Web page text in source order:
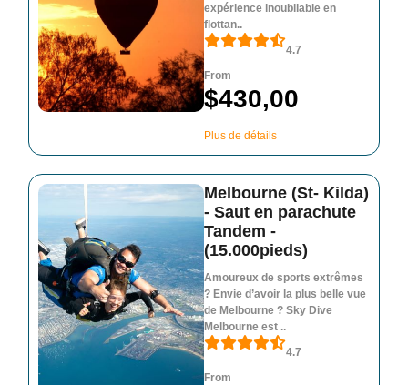
expérience inoubliable en
flottan..
4.7
From
$430,00
Plus de détails
Melbourne (St- Kilda)
- Saut en parachute
Tandem -
(15.000pieds)
Amoureux de sports extrêmes
? Envie d’avoir la plus belle vue
de Melbourne ? Sky Dive
Melbourne est ..
4.7
From